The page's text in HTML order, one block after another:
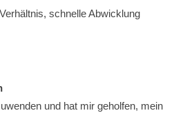
schnelle Abwicklung
und hat mir geholfen, mein